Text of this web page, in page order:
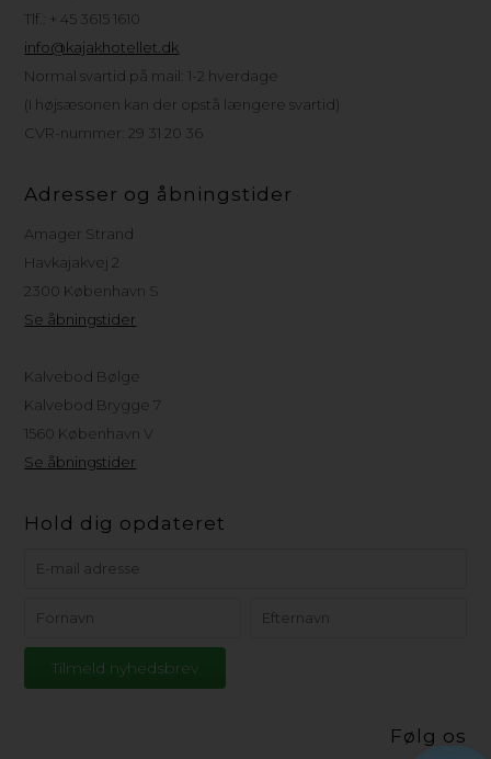
Tlf.: + 45 3615 1610
info@kajakhotellet.dk
Normal svartid på mail: 1-2 hverdage
(I højsæsonen kan der opstå længere svartid)
CVR-nummer: 29 31 20 36
Adresser og åbningstider
Amager Strand
Havkajakvej 2
2300 København S
Se åbningstider
Kalvebod Bølge
Kalvebod Brygge 7
1560 København V
Se åbningstider
Hold dig opdateret
Følg os